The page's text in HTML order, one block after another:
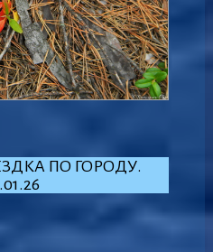
ПО ГОРОДУ.